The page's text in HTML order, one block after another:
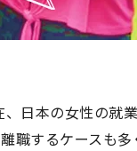
日本の女性の就
職するケースも